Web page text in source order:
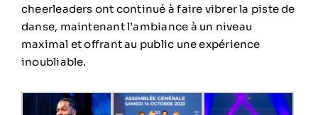
cheerleaders ont continué à faire vibrer la piste de
danse, maintenant l’ambiance à un niveau
maximal et offrant au public une expérience
inoubliable.